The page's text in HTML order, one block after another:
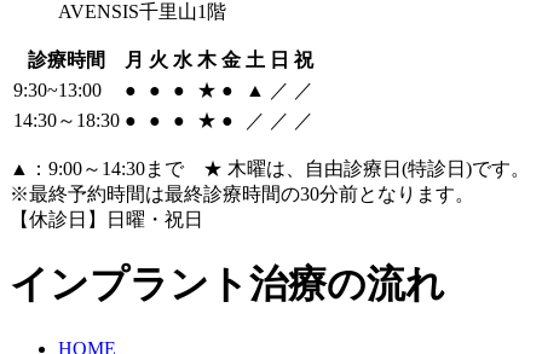
AVENSIS千里山1階
診療時間 月 火 水 木 金 土 日 祝
9:30~13:00
● ● ● ★ ● ▲ ／ ／
14:30～18:30 ● ● ● ★ ● ／ ／ ／
▲：9:00～14:30まで ★ 木曜は、自由診療日(特診日)です。
※最終予約時間は最終診療時間の30分前となります。
【休診日】日曜・祝日
インプラント治療の流れ
HOME